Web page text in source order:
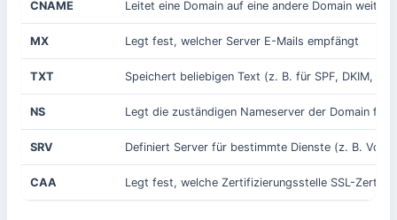
CNAME Leitet eine Domain auf eine andere Domain weiter
MX Legt fest, welcher Server E-Mails empfängt
TXT Speichert beliebigen Text (z. B. für SPF, DKIM,
NS Legt die zuständigen Nameserver der Domain fest
SRV Definiert Server für bestimmte Dienste (z. B. VoIP,
CAA Legt fest, welche Zertifizierungsstelle SSL-